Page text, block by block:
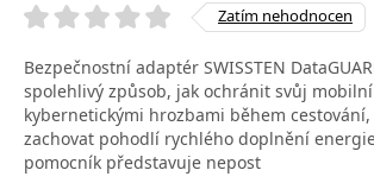
Zatím nehodnocen
Bezpečnostní adaptér SWISSTEN
spolehlivý způsob, jak ochránit svůj
kybernetickými hrozbami během
zachovat pohodlí rychlého doplnění
pomocník představuje nepost